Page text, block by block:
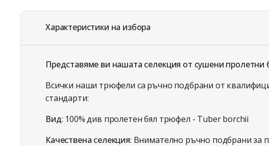
Характеристики на избора
Представяме ви нашата селекция от сушени
Всички наши трюфели са ръчно подбрани от
стандарти:
Вид: 100% див пролетен бял трюфел - Tuber borchii
Качествена селекция: Внимателно ръчно подбрани за